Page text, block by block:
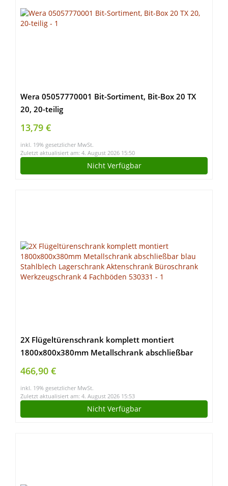
Wera 05057770001 Bit-Sortiment, Bit-Box 20 TX
20, 20-teilig
13,79 €
inkl. 19% gesetzlicher MwSt.
Zuletzt aktualisiert am: 4. August 2026 15:50
Nicht Verfügbar
2X Flügeltürenschrank komplett montiert
1800x800x380mm Metallschrank abschließbar
blau Stahlblech Lagerschrank Aktenschrank
Büroschrank Werkzeugschrank 4 Fachböden
530331
466,90 €
inkl. 19% gesetzlicher MwSt.
Zuletzt aktualisiert am: 4. August 2026 15:53
Nicht Verfügbar